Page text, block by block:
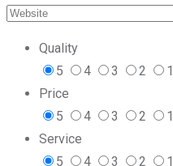
Quality
5
4 3 2
1
Price
5
4 3 2
1
Service
5
4 3 2 1